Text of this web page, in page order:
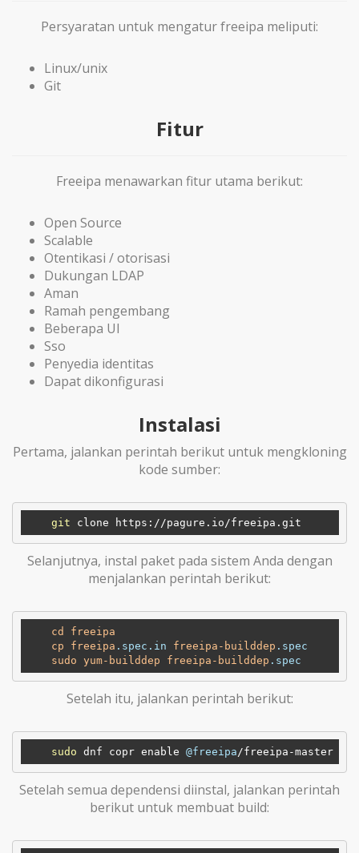
Persyaratan untuk mengatur freeipa meliputi:
Linux/unix
Git
Fitur
Freeipa menawarkan fitur utama berikut:
Open Source
Scalable
Otentikasi / otorisasi
Dukungan LDAP
Aman
Ramah pengembang
Beberapa UI
Sso
Penyedia identitas
Dapat dikonfigurasi
Instalasi
Pertama, jalankan perintah berikut untuk mengkloning
kode sumber:
git
Selanjutnya, instal paket pada sistem Anda dengan
menjalankan perintah berikut:
cd
freeipa
cp
freeipa .spec .in freeipa-builddep .spec
sudo yum-builddep freeipa-builddep .spec
Setelah itu, jalankan perintah berikut:
sudo dnf copr enable @freeipa
Setelah semua dependensi diinstal, jalankan perintah
berikut untuk membuat build: